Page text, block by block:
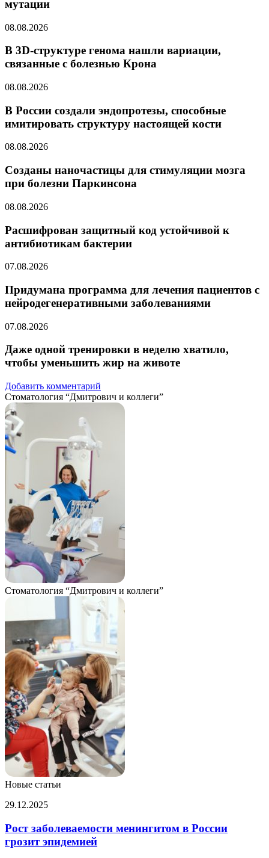
мутации
08.08.2026
В 3D-структуре генома нашли вариации,
связанные с болезнью Крона
08.08.2026
В России создали эндопротезы, способные
имитировать структуру настоящей кости
08.08.2026
Созданы наночастицы для стимуляции мозга
при болезни Паркинсона
08.08.2026
Расшифрован защитный код устойчивой к
антибиотикам бактерии
07.08.2026
Придумана программа для лечения пациентов с
нейродегенеративными заболеваниями
07.08.2026
Даже одной тренировки в неделю хватило,
чтобы уменьшить жир на животе
Добавить комментарий
Стоматология “Дмитрович и коллеги”
Стоматология “Дмитрович и коллеги”
Новые статьи
Рост
менингитом
в
России
29.12.2025
Рост заболеваемости менингитом в России
грозит эпидемией